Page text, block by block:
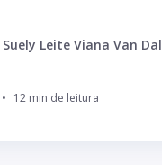
Suely Leite Viana Van Dal
•